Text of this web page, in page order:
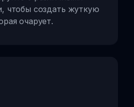
чтобы создать жуткую
очарует.